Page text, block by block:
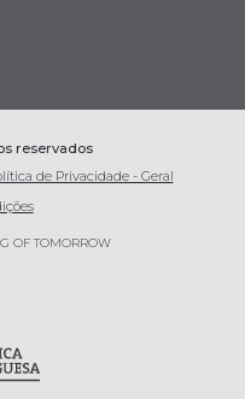
reservados
de Privacidade - Geral
OF TOMORROW